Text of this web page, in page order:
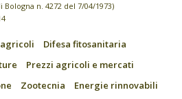
n. 4272 del 7/04/1973)
Difesa fitosanitaria
Prezzi agricoli e mercati
Zootecnia
Energie rinnovabili